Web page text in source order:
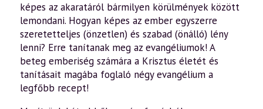
képes az akaratáról bármilyen körülmények között
lemondani. Hogyan képes az ember egyszerre
szeretetteljes (önzetlen) és szabad (önálló) lény
lenni? Erre tanítanak meg az evangéliumok! A
beteg emberiség számára a Krisztus életét és
tanításait magába foglaló négy evangélium a
legfőbb recept!